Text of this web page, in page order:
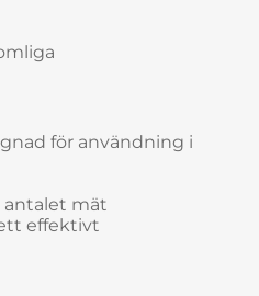
för användning i
antalet mät
effektivt